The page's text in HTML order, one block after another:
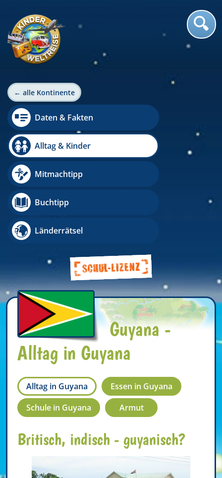
← alle Kontinente
Daten & Fakten
Alltag & Kinder
Mitmachtipp
Buchtipp
Länderrätsel
Guyana -
Alltag in Guyana
Alltag in Guyana
Essen in Guyana
Schule in Guyana
Armut
Britisch, indisch - guyanisch?